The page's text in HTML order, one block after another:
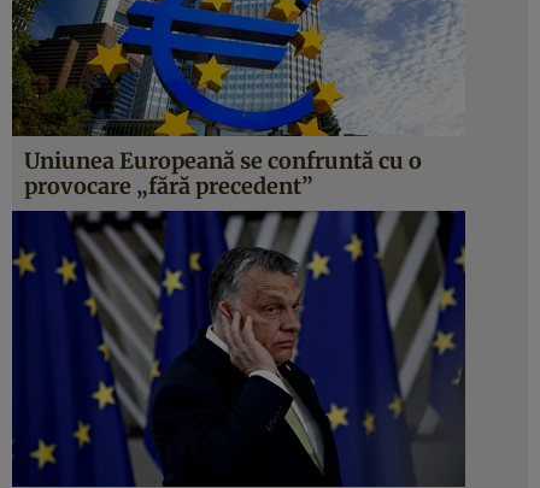
Uniunea Europeană se confruntă cu o
provocare „fără precedent”